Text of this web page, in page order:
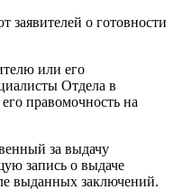
о готовности
или его
Отдела в
правомочность на
за выдачу
запись о выдаче
выданных заключений.